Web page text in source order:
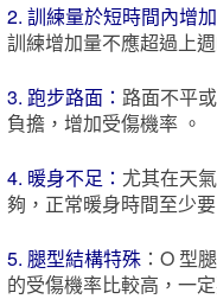
2. 訓練量於短時間內增
訓練增加量不應超過上
3. 跑步路面： 路面不平
負擔，增加受傷機率 。
4. 暖身不足： 尤其在天
夠，正常暖身時間至少
5. 腿型結構特殊 ：O 型
的受傷機率比較高，一